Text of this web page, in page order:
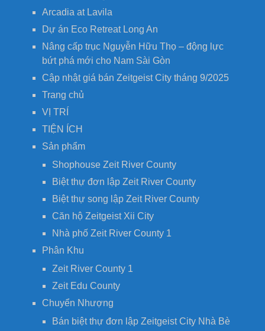
Arcadia at Lavila
Dự án Eco Retreat Long An
Nâng cấp trục Nguyễn Hữu Thọ – động lực
bứt phá mới cho Nam Sài Gòn
Cập nhật giá bán Zeitgeist City tháng 9/2025
Trang chủ
VỊ TRÍ
TIỆN ÍCH
Sản phẩm
Shophouse Zeit River County
Biệt thự đơn lập Zeit River County
Biệt thự song lập Zeit River County
Căn hộ Zeitgeist Xii City
Nhà phố Zeit River County 1
Phân Khu
Zeit River County 1
Zeit Edu County
Chuyển Nhượng
Bán biệt thự đơn lập Zeitgeist City Nhà Bè